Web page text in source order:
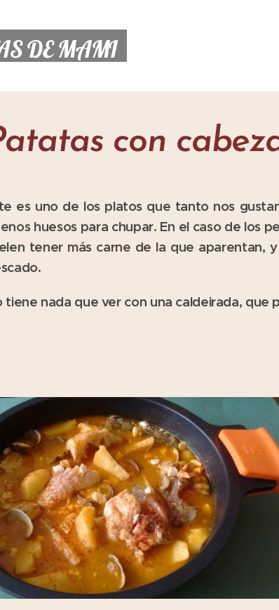
DE MAMI
con
es uno de los platos que tanto nos
huesos para chupar. En el caso de los
tener más carne de la que aparentan,
tiene nada que ver con una caldeirada,